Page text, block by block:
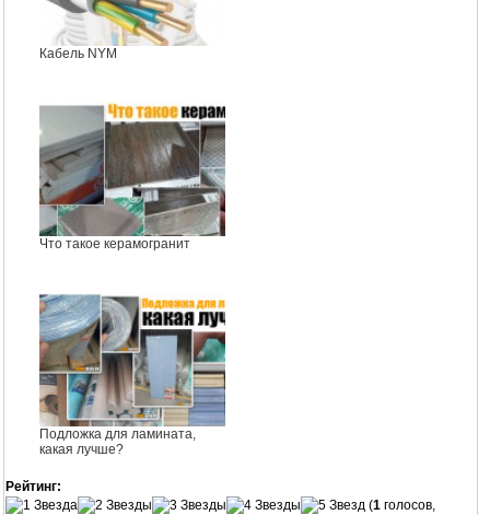
Кабель NYM
Что такое керамогранит
Подложка для ламината,
какая лучше?
Рейтинг:
(1 голосов,